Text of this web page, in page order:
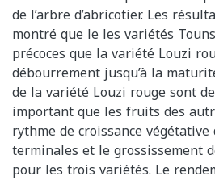
de l’arbre d’abricotier. Les
montré que le les variétés
précoces que la variété Louzi
débourrement jusqu’à la
de la variété Louzi rouge sont
important que les fruits des
rythme de croissance végétative
terminales et le grossissement
pour les trois variétés. Le